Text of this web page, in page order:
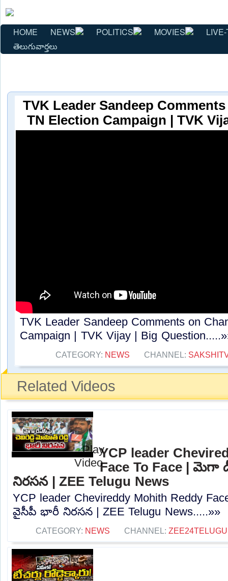
HOME NEWS POLITICS MOVIES
తెలుగువార్తలు
TVK Leader Sandeep
TN Election Campaign | TVK
TVK Leader Sandeep Comments on
Campaign | TVK Vijay | Big
CATEGORY: NEWS CHANNEL:
Related Videos
YCP leader
Face To Face |
నిరసన | ZEE Telugu News
YCP leader Chevireddy Mohith Reddy
వైసీపీ భారీ నిరసన | ZEE Telugu News.....»»
CATEGORY: NEWS CHANNEL: